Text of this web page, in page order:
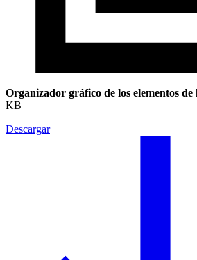
Organizador gráfico de los elementos de
KB
Descargar